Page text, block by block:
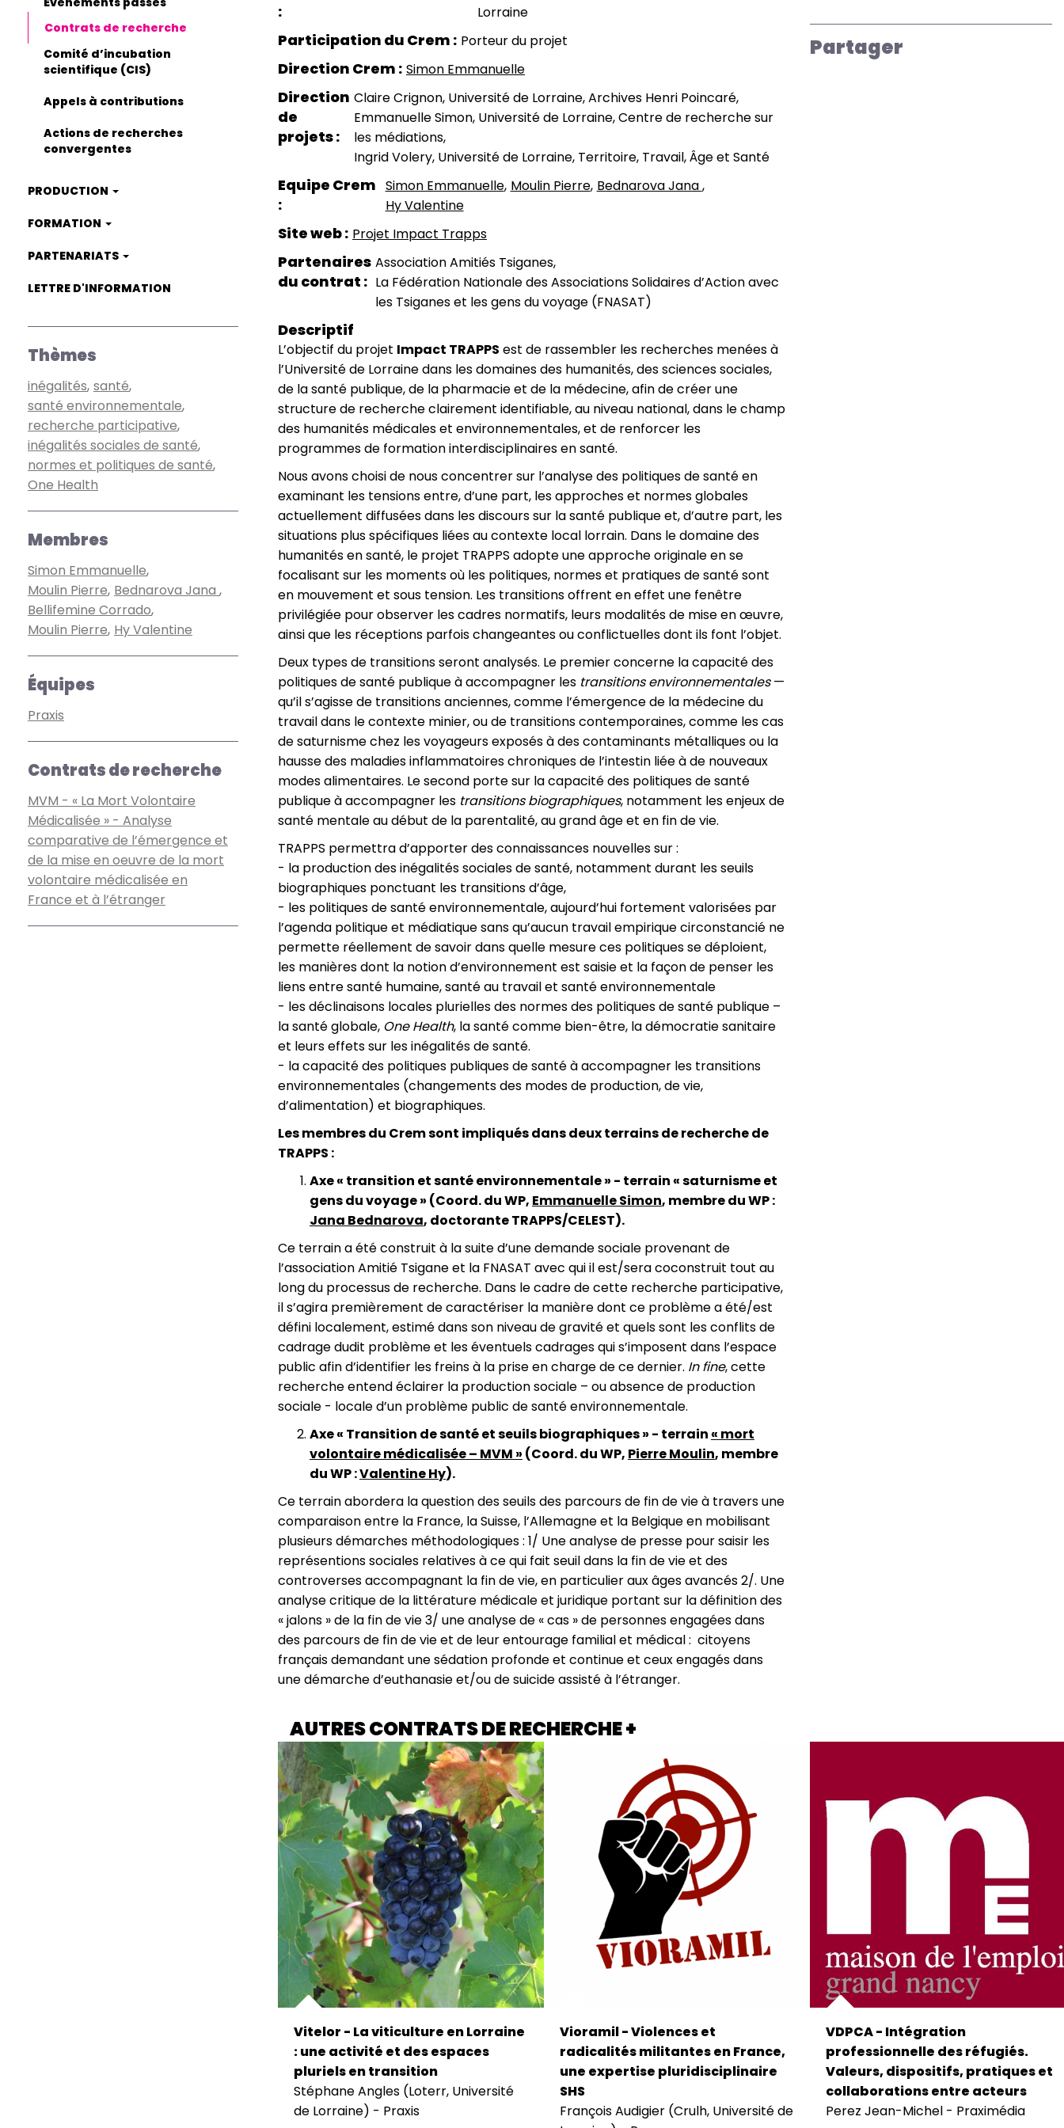
Contrats de recherche
Comité d’incubation
scientifique (CIS)
Appels à contributions
Actions de recherches
convergentes
PRODUCTION
FORMATION
PARTENARIATS
LETTRE D'INFORMATION
Thèmes
inégalités santé
santé environnementale
recherche participative
inégalités sociales de santé
normes et politiques de santé
One Health
Membres
Simon Emmanuelle
Moulin Pierre Bednarova Jana
Bellifemine Corrado
Moulin Pierre Hy Valentine
Équipes
Praxis
Contrats de recherche
MVM - « La Mort Volontaire
Médicalisée » - Analyse
comparative de l’émergence et
de la mise en oeuvre de la mort
volontaire médicalisée en
France et à l’étranger
Lorraine
Participation du Crem Porteur du projet
Direction Crem Simon Emmanuelle
Direction
de
projets
Claire Crignon, Université de Lorraine, Archives Henri Poincaré
Emmanuelle Simon, Université de Lorraine, Centre de recherche sur
les médiations
Ingrid Volery, Université de Lorraine, Territoire, Travail, Âge et Santé
Equipe Crem Simon Emmanuelle Moulin Pierre Bednarova Jana
Hy Valentine
Site web Projet Impact Trapps
Partenaires
du contrat
Association Amitiés Tsiganes
La Fédération Nationale des Associations Solidaires d’Action avec
les Tsiganes et les gens du voyage (FNASAT)
Descriptif
L’objectif du projet Impact TRAPPS est de rassembler les recherches menées à
l’Université de Lorraine dans les domaines des humanités, des sciences sociales,
de la santé publique, de la pharmacie et de la médecine, afin de créer une
structure de recherche clairement identifiable, au niveau national, dans le champ
des humanités médicales et environnementales, et de renforcer les
programmes de formation interdisciplinaires en santé.
Nous avons choisi de nous concentrer sur l’analyse des politiques de santé en
examinant les tensions entre, d’une part, les approches et normes globales
actuellement diffusées dans les discours sur la santé publique et, d’autre part, les
situations plus spécifiques liées au contexte local lorrain. Dans le domaine des
humanités en santé, le projet TRAPPS adopte une approche originale en se
focalisant sur les moments où les politiques, normes et pratiques de santé sont
en mouvement et sous tension. Les transitions offrent en effet une fenêtre
privilégiée pour observer les cadres normatifs, leurs modalités de mise en œuvre,
ainsi que les réceptions parfois changeantes ou conflictuelles dont ils font l’objet.
Deux types de transitions seront analysés. Le premier concerne la capacité des
politiques de santé publique à accompagner les transitions environnementales—
qu’il s’agisse de transitions anciennes, comme l’émergence de la médecine du
travail dans le contexte minier, ou de transitions contemporaines, comme les cas
de saturnisme chez les voyageurs exposés à des contaminants métalliques ou la
hausse des maladies inflammatoires chroniques de l’intestin liée à de nouveaux
modes alimentaires. Le second porte sur la capacité des politiques de santé
publique à accompagner les transitions biographiques, notamment les enjeux de
santé mentale au début de la parentalité, au grand âge et en fin de vie.
TRAPPS permettra d’apporter des connaissances nouvelles sur :
- la production des inégalités sociales de santé, notamment durant les seuils
biographiques ponctuant les transitions d’âge,
- les politiques de santé environnementale, aujourd’hui fortement valorisées par
l’agenda politique et médiatique sans qu’aucun travail empirique circonstancié ne
permette réellement de savoir dans quelle mesure ces politiques se déploient,
les manières dont la notion d’environnement est saisie et la façon de penser les
liens entre santé humaine, santé au travail et santé environnementale
- les déclinaisons locales plurielles des normes des politiques de santé publique –
la santé globale, One Health, la santé comme bien-être, la démocratie sanitaire
et leurs effets sur les inégalités de santé.
- la capacité des politiques publiques de santé à accompagner les transitions
environnementales (changements des modes de production, de vie,
d’alimentation) et biographiques.
Les membres du Crem sont impliqués dans deux terrains de recherche de
TRAPPS :
Axe « transition et santé environnementale » - terrain « saturnisme et
gens du voyage » (Coord. du WP, Emmanuelle Simon, membre du WP :
Jana Bednarova, doctorante TRAPPS/CELEST).
Ce terrain a été construit à la suite d’une demande sociale provenant de
l’association Amitié Tsigane et la FNASAT avec qui il est/sera coconstruit tout au
long du processus de recherche. Dans le cadre de cette recherche participative,
il s’agira premièrement de caractériser la manière dont ce problème a été/est
défini localement, estimé dans son niveau de gravité et quels sont les conflits de
cadrage dudit problème et les éventuels cadrages qui s’imposent dans l’espace
public afin d’identifier les freins à la prise en charge de ce dernier. In fine, cette
recherche entend éclairer la production sociale – ou absence de production
sociale - locale d’un problème public de santé environnementale.
Axe « Transition de santé et seuils biographiques » - terrain « mort
volontaire médicalisée – MVM » (Coord. du WP, Pierre Moulin, membre
du WP :Valentine Hy).
Ce terrain abordera la question des seuils des parcours de fin de vie à travers une
comparaison entre la France, la Suisse, l’Allemagne et la Belgique en mobilisant
plusieurs démarches méthodologiques : 1/ Une analyse de presse pour saisir les
représentions sociales relatives à ce qui fait seuil dans la fin de vie et des
controverses accompagnant la fin de vie, en particulier aux âges avancés 2/. Une
analyse critique de la littérature médicale et juridique portant sur la définition des
« jalons » de la fin de vie 3/ une analyse de « cas » de personnes engagées dans
des parcours de fin de vie et de leur entourage familial et médical : citoyens
français demandant une sédation profonde et continue et ceux engagés dans
une démarche d’euthanasie et/ou de suicide assisté à l’étranger.
Partager
AUTRES CONTRATS DE RECHERCHE +
Vitelor - La viticulture en Lorraine
: une activité et des espaces
pluriels en transition
Stéphane Angles (Loterr, Université
de Lorraine) - Praxis
Vioramil - Violences et
radicalités militantes en France,
une expertise pluridisciplinaire
SHS
François Audigier (Crulh, Université de
VDPCA - Intégration
professionnelle des réfugiés.
Valeurs, dispositifs, pratiques et
collaborations entre acteurs
Perez Jean-Michel - Praximédia